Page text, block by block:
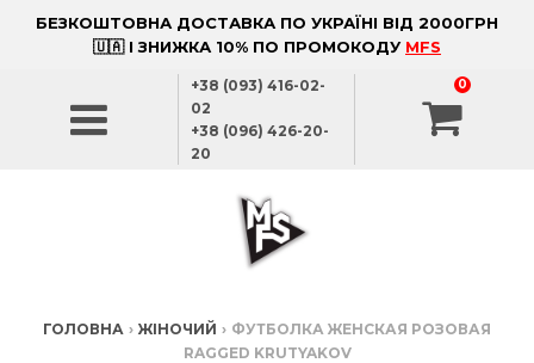
БЕЗКОШТОВНА ДОСТАВКА ПО УКРАЇНІ ВІД 2000ГРН
🇺🇦 І ЗНИЖКА 10% ПО ПРОМОКОДУ MFS
+38 (093) 416-02-
02
+38 (096) 426-20-
20
0
ГОЛОВНА › ЖІНОЧИЙ › ФУТБОЛКА ЖЕНСКАЯ РОЗОВАЯ
RAGGED KRUTYAKOV